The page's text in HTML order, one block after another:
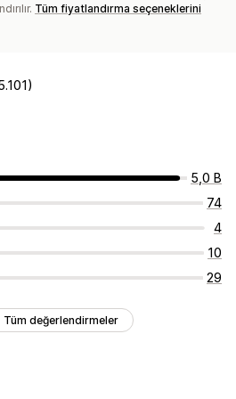
Tüm fiyatlandırma seçeneklerini
5,0 B
74
4
10
29
Tüm değerlendirmeler